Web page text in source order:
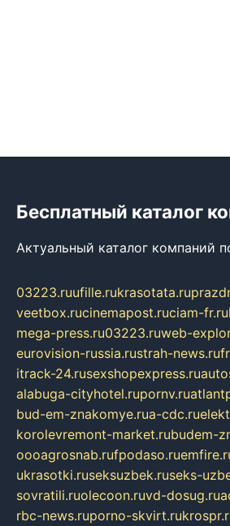
Бесплатный каталог
Актуальный каталог компаний
03223.ruufille.rukrasotata.ru
veetbox.rucinemapost.ruciam-fr.ru
mega-press.ru03223.ruweb-
eurovision-russia.rustrah-news.ru
itrack-24.rusexshopexpress.ru
alabuga-cityhotel.rupornv.ru
bud-em-znakomye.rua-cdc.ru
korolevremont-market.rubudem-
oooagrosnab.rufpodaso.ru
ukrasotki.ruseksuzbek.ruseks-
sovratili.ruolecoon.ruvd-dosug.ru
rbc-news.ruporno-skvirt.ru